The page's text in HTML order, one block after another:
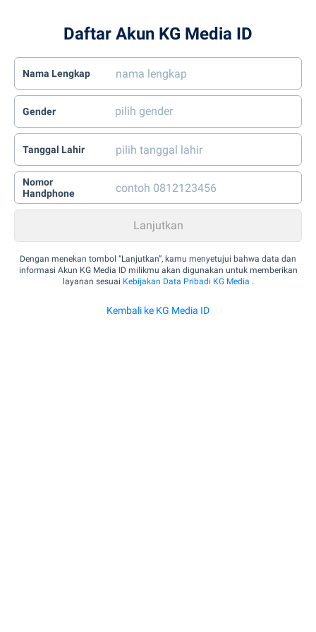
Daftar Akun KG Media ID
Nama Lengkap
Gender
Tanggal Lahir
Nomor
Handphone
Dengan menekan tombol “Lanjutkan”, kamu menyetujui bahwa data dan
informasi Akun KG Media ID milikmu akan digunakan untuk memberikan
layanan sesuai Kebijakan Data Pribadi KG Media .
Kembali ke KG Media ID